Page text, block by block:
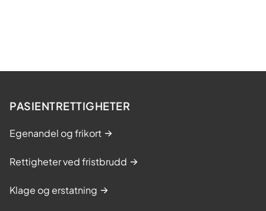
PASIENTRETTIGHETER
Egenandel og frikort
Rettigheter ved fristbrudd
Klage og erstatning